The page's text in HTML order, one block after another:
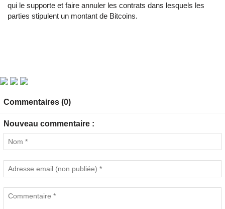
qui le supporte et faire annuler les contrats dans lesquels les
parties stipulent un montant de Bitcoins.
Commentaires (0)
Nouveau commentaire :